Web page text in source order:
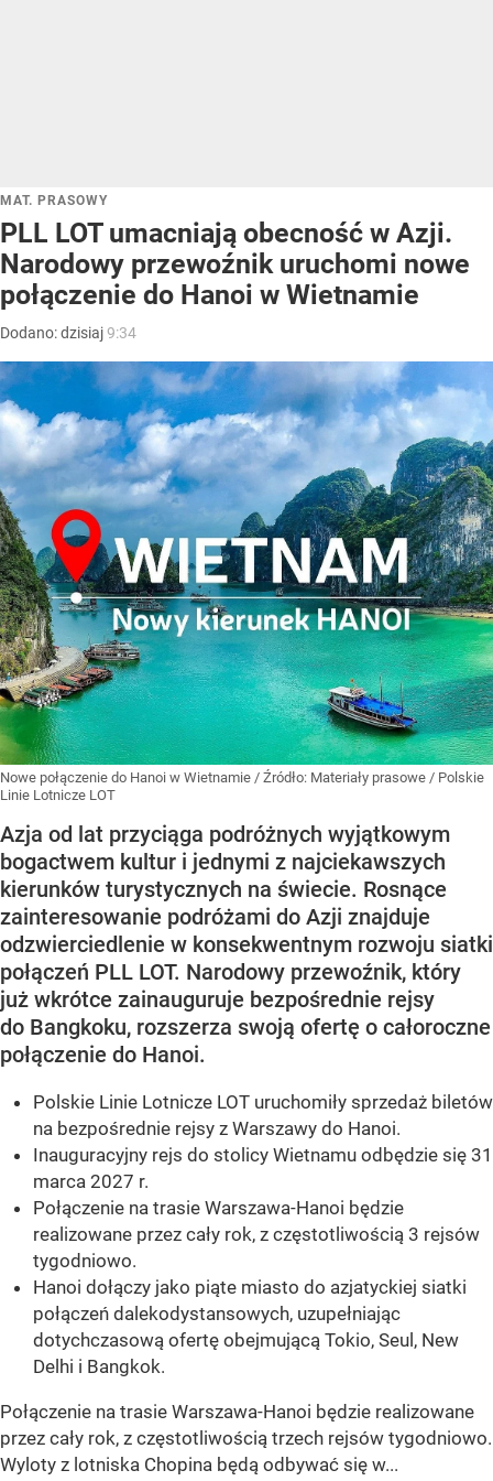
MAT. PRASOWY
PLL LOT umacniają obecność w Azji.
Narodowy przewoźnik uruchomi nowe
połączenie do Hanoi w Wietnamie
Dodano:dzisiaj9:34
Nowe połączenie do Hanoi w Wietnamie / Źródło: Materiały prasowe / Polskie
Linie Lotnicze LOT
Azja od lat przyciąga podróżnych wyjątkowym
bogactwem kultur i jednymi z najciekawszych
kierunków turystycznych na świecie. Rosnące
zainteresowanie podróżami do Azji znajduje
odzwierciedlenie w konsekwentnym rozwoju siatki
połączeń PLL LOT. Narodowy przewoźnik, który
już wkrótce zainauguruje bezpośrednie rejsy
do Bangkoku, rozszerza swoją ofertę o całoroczne
połączenie do Hanoi.
Polskie Linie Lotnicze LOT uruchomiły sprzedaż biletów
na bezpośrednie rejsy z Warszawy do Hanoi.
Inauguracyjny rejs do stolicy Wietnamu odbędzie się 31
marca 2027 r.
Połączenie na trasie Warszawa-Hanoi będzie
realizowane przez cały rok, z częstotliwością 3 rejsów
tygodniowo.
Hanoi dołączy jako piąte miasto do azjatyckiej siatki
połączeń dalekodystansowych, uzupełniając
dotychczasową ofertę obejmującą Tokio, Seul, New
Delhi i Bangkok.
Połączenie na trasie Warszawa-Hanoi będzie realizowane
przez cały rok, z częstotliwością trzech rejsów tygodniowo.
Wyloty z lotniska Chopina będą odbywać się w...